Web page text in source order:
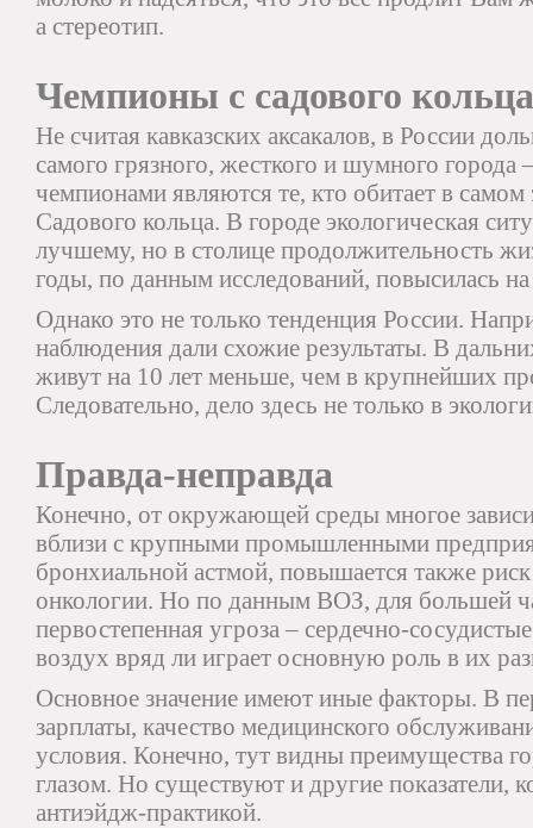
а стереотип.
Чемпионы с садового кольца
Не считая кавказских аксакалов, в России
самого грязного, жесткого и шумного
чемпионами являются те, кто обитает в самом
Садового кольца. В городе экологическая
лучшему, но в столице продолжительность
годы, по данным исследований, повысилась на
Однако это не только тенденция России.
наблюдения дали схожие результаты. В
живут на 10 лет меньше, чем в крупнейших
Следовательно, дело здесь не только в
Правда-неправда
Конечно, от окружающей среды многое
вблизи с крупными промышленными
бронхиальной астмой, повышается также
онкологии. Но по данным ВОЗ, для большей
первостепенная угроза – сердечно-
воздух вряд ли играет основную роль в их
Основное значение имеют иные факторы. В
зарплаты, качество медицинского
условия. Конечно, тут видны преимущества
глазом. Но существуют и другие показатели,
антиэйдж-практикой.